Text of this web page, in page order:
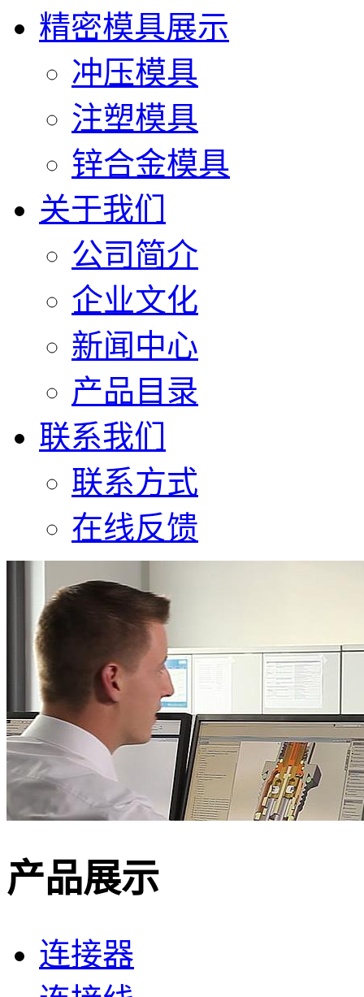
精密模具展示
冲压模具
注塑模具
锌合金模具
关于我们
公司简介
企业文化
新闻中心
产品目录
联系我们
联系方式
在线反馈
产品展示
连接器